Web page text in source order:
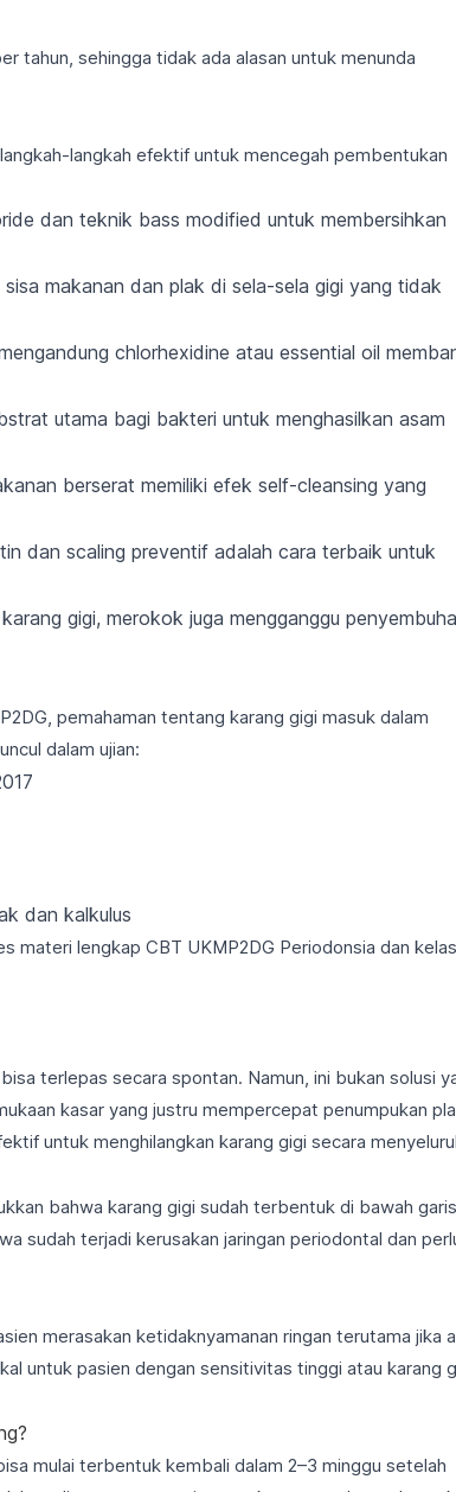
tahun, sehingga tidak ada alasan untuk menunda
langkah efektif untuk mencegah pembentukan
dan teknik bass modified untuk membersihkan
makanan dan plak di sela-sela gigi yang tidak
chlorhexidine atau essential oil
utama bagi bakteri untuk menghasilkan asam
berserat memiliki efek self-cleansing yang
dan scaling preventif adalah cara terbaik untuk
gigi, merokok juga mengganggu
pemahaman tentang karang gigi masuk dalam
dalam ujian:
dan kalkulus
materi lengkap CBT UKMP2DG Periodonsia dan kelas
terlepas secara spontan. Namun, ini bukan solusi
kasar yang justru mempercepat penumpukan
untuk menghilangkan karang gigi secara
bahwa karang gigi sudah terbentuk di bawah garis
sudah terjadi kerusakan jaringan periodontal dan
merasakan ketidaknyamanan ringan terutama jika
untuk pasien dengan sensitivitas tinggi atau karang
mulai terbentuk kembali dalam 2–3 minggu setelah